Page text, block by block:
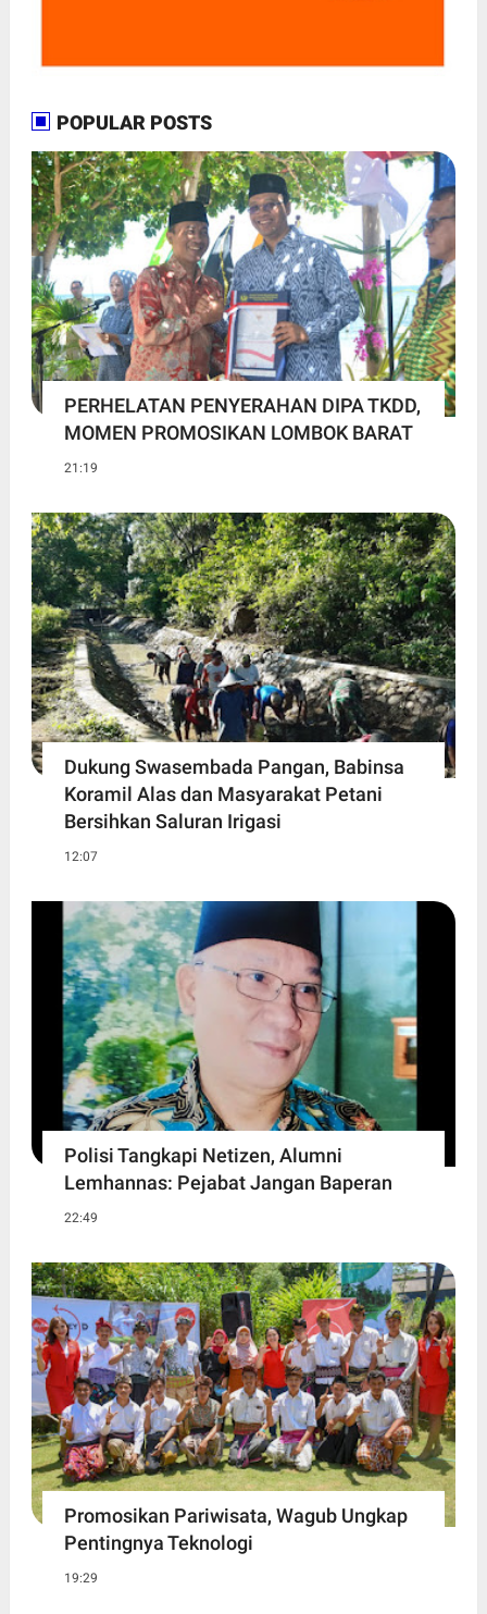
POPULAR POSTS
PERHELATAN PENYERAHAN DIPA TKDD,
MOMEN PROMOSIKAN LOMBOK BARAT
21:19
Dukung Swasembada Pangan, Babinsa
Koramil Alas dan Masyarakat Petani
Bersihkan Saluran Irigasi
12:07
Polisi Tangkapi Netizen, Alumni
Lemhannas: Pejabat Jangan Baperan
22:49
Promosikan Pariwisata, Wagub Ungkap
Pentingnya Teknologi
19:29